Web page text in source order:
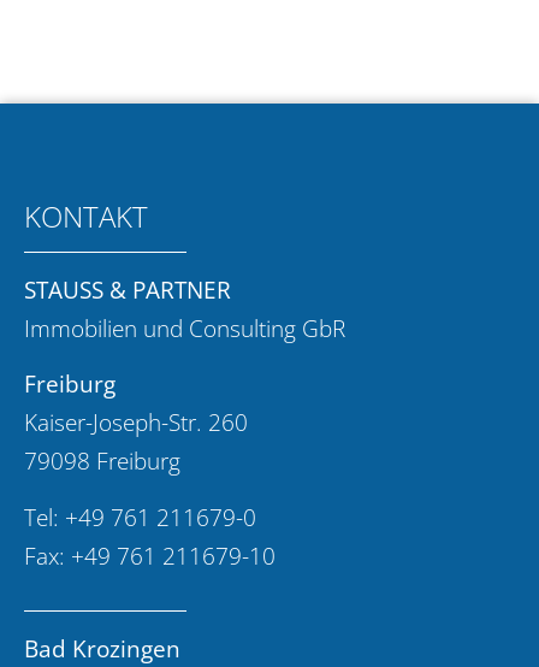
KONTAKT
STAUSS & PARTNER
Immobilien und Consulting GbR
Freiburg
Kaiser-Joseph-Str. 260
79098 Freiburg
Tel: +49 761 211679-0
Fax: +49 761 211679-10
Bad Krozingen